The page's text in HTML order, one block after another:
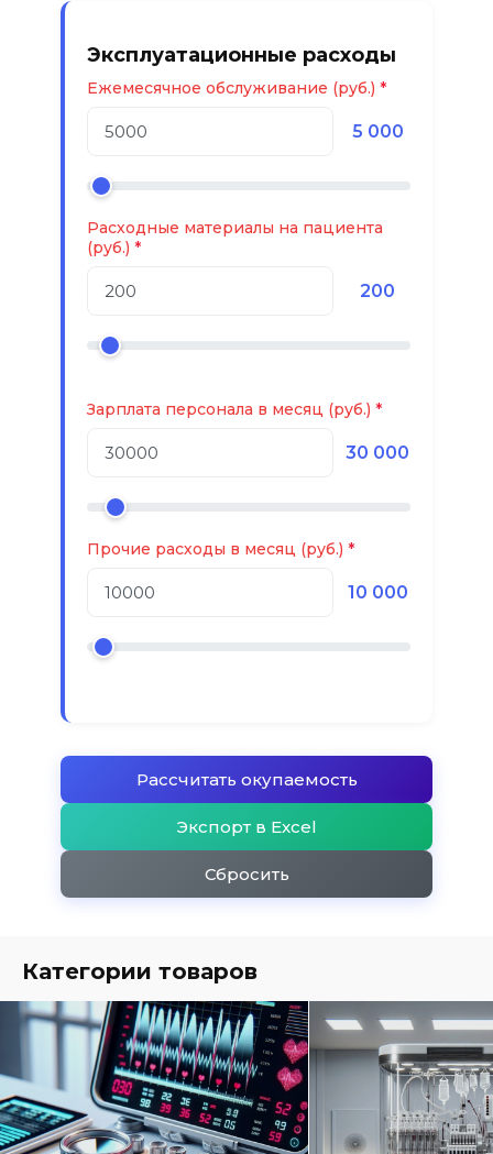
Эксплуатационные расходы
Ежемесячное обслуживание (руб.)
5 000
Расходные материалы на пациента
(руб.)
200
Зарплата персонала в месяц (руб.)
30 000
Прочие расходы в месяц (руб.)
10 000
Рассчитать окупаемость
Экспорт в Excel
Сбросить
Категории товаров